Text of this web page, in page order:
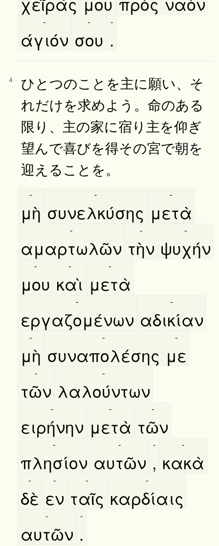
άγιόν
-
σου
-
.
-
4
ひとつのことを主に願い、そ
れだけを求めよう。命のある
限り、主の家に宿り主を仰ぎ
望んで喜びを得その宮で朝を
迎えることを。
μὴ
-
συνελκύσης
-
μετὰ
-
αμαρτωλῶν
-
τὴν
-
ψυχήν
-
μου
-
καὶ
-
μετὰ
-
εργαζομένων
-
αδικίαν
-
μὴ
-
συναπολέσης
-
με
-
τῶν
-
λαλούντων
-
ειρήνην
-
μετὰ
-
τῶν
-
πλησίον
-
αυτῶν
-
,
-
κακὰ
-
δὲ
-
εν
-
ταῖς
-
καρδίαις
-
αυτῶν
-
.
-